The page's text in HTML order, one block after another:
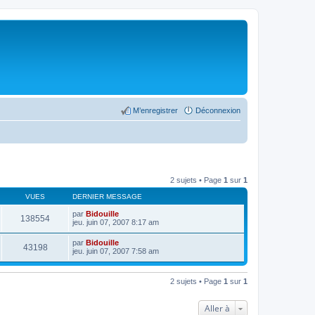
Déconnexion
M’enregistrer
2 sujets • Page 1 sur 1
VUES DERNIER MESSAGE
138554 par Bidouille
jeu. juin 07, 2007 8:17 am
43198 par Bidouille
jeu. juin 07, 2007 7:58 am
2 sujets • Page 1 sur 1
Aller à